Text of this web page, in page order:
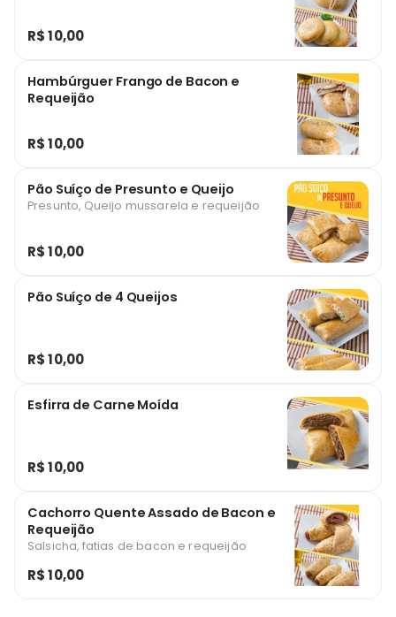
R$ 10,00
Hambúrguer Frango de Bacon e
Requeijão
R$ 10,00
Pão Suíço de Presunto e Queijo
Presunto, Queijo mussarela e requeijão
R$ 10,00
Pão Suíço de 4 Queijos
R$ 10,00
Esfirra de Carne Moída
R$ 10,00
Cachorro Quente Assado de Bacon e
Requeijão
Salsicha, fatias de bacon e requeijão
R$ 10,00